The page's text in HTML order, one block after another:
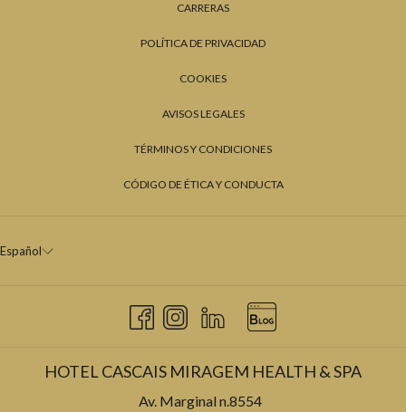
CARRERAS
POLÍTICA DE PRIVACIDAD
COOKIES
AVISOS LEGALES
TÉRMINOS Y CONDICIONES
CÓDIGO DE ÉTICA Y CONDUCTA
Español
HOTEL CASCAIS MIRAGEM HEALTH & SPA
Av. Marginal n.8554